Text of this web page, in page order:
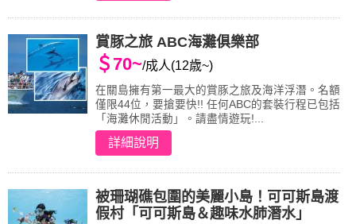
賞豚之旅 ABC海灘俱樂部
＄70~/成人(12歳~)
在關島擁有第一最大的賞豚之旅及海洋浮潛。名額
僅限44位，要搶要快!! 任何ABC的套裝行程已包括
「海灘休閒活動」。請盡情遊玩!...
詳細說明
被珊瑚礁包圍的美麗小島！可可斯島渡
假村「可可斯島＆趣味水肺潛水」